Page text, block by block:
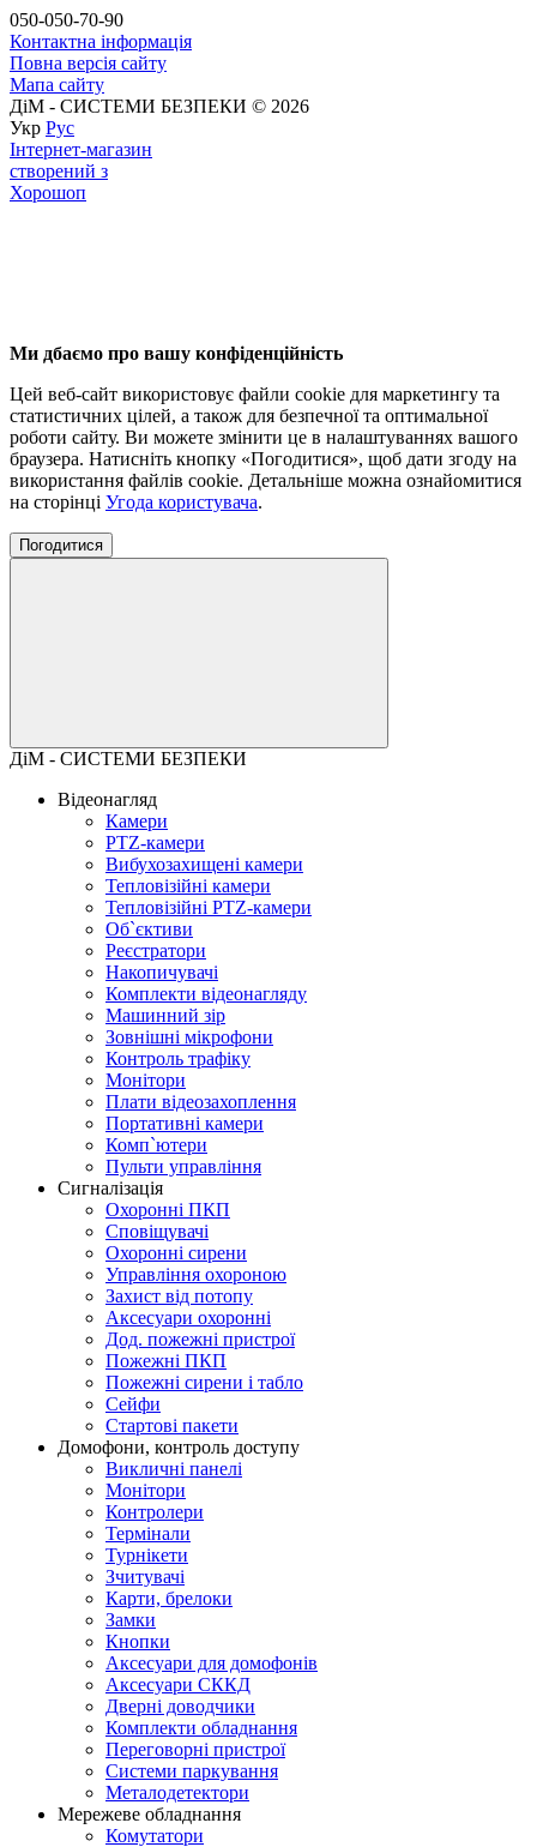
050-050-70-90
Контактна інформація
Повна версія сайту
Мапа сайту
ДіМ - СИСТЕМИ БЕЗПЕКИ © 2026
Укр Рус
Інтернет-магазин
створений з
Хорошоп
Ми дбаємо про вашу конфіденційність
Цей веб-сайт використовує файли cookie для маркетингу та
статистичних цілей, а також для безпечної та оптимальної
роботи сайту. Ви можете змінити це в налаштуваннях вашого
браузера. Натисніть кнопку «Погодитися», щоб дати згоду на
використання файлів cookie. Детальніше можна ознайомитися
на сторінці Угода користувача.
Погодитися
ДіМ - СИСТЕМИ БЕЗПЕКИ
Відеонагляд
Камери
PTZ-камери
Вибухозахищені камери
Тепловізійні камери
Тепловізійні PTZ-камери
Об`єктиви
Реєстратори
Накопичувачі
Комплекти відеонагляду
Машинний зір
Зовнішні мікрофони
Контроль трафіку
Монітори
Плати відеозахоплення
Портативні камери
Комп`ютери
Пульти управління
Сигналізація
Охоронні ПКП
Сповіщувачі
Охоронні сирени
Управління охороною
Захист від потопу
Аксесуари охоронні
Дод. пожежні пристрої
Пожежні ПКП
Пожежні сирени і табло
Сейфи
Стартові пакети
Домофони, контроль доступу
Викличні панелі
Монітори
Контролери
Термінали
Турнікети
Зчитувачі
Карти, брелоки
Замки
Кнопки
Аксесуари для домофонів
Аксесуари СККД
Дверні доводчики
Комплекти обладнання
Переговорні пристрої
Системи паркування
Металодетектори
Мережеве обладнання
Комутатори